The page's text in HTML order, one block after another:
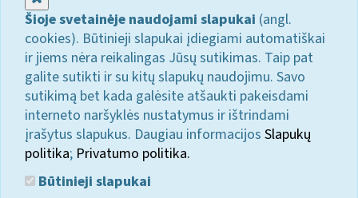
Šioje svetainėje naudojami slapukai (angl.
cookies). Būtinieji slapukai įdiegiami automatiškai
ir jiems nėra reikalingas Jūsų sutikimas. Taip pat
galite sutikti ir su kitų slapukų naudojimu. Savo
sutikimą bet kada galėsite atšaukti pakeisdami
interneto naršyklės nustatymus ir ištrindami
įrašytus slapukus. Daugiau informacijos Slapukų
politika; Privatumo politika.
Būtinieji slapukai